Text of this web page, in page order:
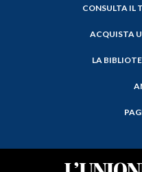
CONSULTA IL
ACQUISTA
LA